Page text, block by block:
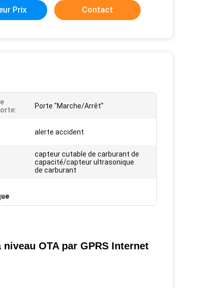
Prix Contact
Porte "Marche/Arrêt"
alerte accident
capteur cutable de carburant de
capacité/capteur ultrasonique
de carburant
OTA par GPRS Internet